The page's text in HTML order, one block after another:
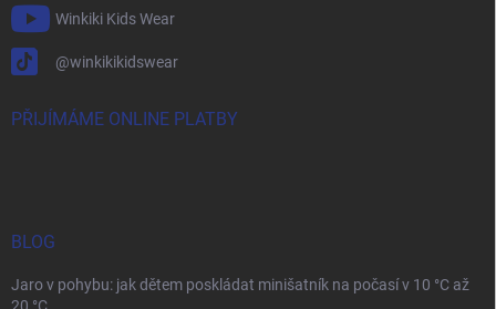
Winkiki Kids Wear
@winkikikidswear
PŘIJÍMÁME ONLINE PLATBY
BLOG
Jaro v pohybu: jak dětem poskládat minišatník na počasí v 10 °C až
20 °C